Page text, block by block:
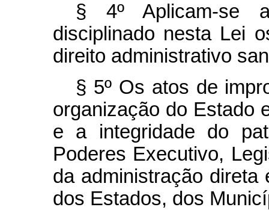
§ 4º Aplicam-se
disciplinado nesta Lei
direito administrativo
§ 5º Os atos de
organização do Estado
e a integridade do
Poderes Executivo,
da administração direta
dos Estados, dos